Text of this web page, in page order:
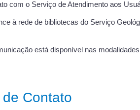
com o Serviço de Atendimento aos
à rede de bibliotecas do Serviço
está disponível nas
de Contato